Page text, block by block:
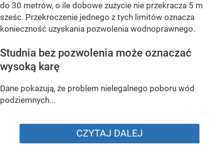
do 30 metrów, o ile dobowe zużycie nie przekracza 5 m
sześc. Przekroczenie jednego z tych limitów oznacza
konieczność uzyskania pozwolenia wodnoprawnego.
Studnia bez pozwolenia może oznaczać
wysoką karę
Dane pokazują, że problem nielegalnego poboru wód
podziemnych...
CZYTAJ DALEJ